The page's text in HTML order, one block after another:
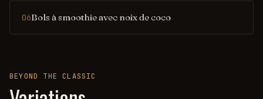
06Bols à smoothie avec noix de coco
BEYOND THE CLASSIC